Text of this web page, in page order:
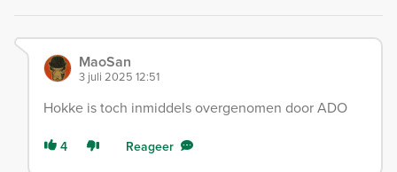
MaoSan
3 juli 2025 12:51
Hokke is toch inmiddels overgenomen door ADO
4 Reageer